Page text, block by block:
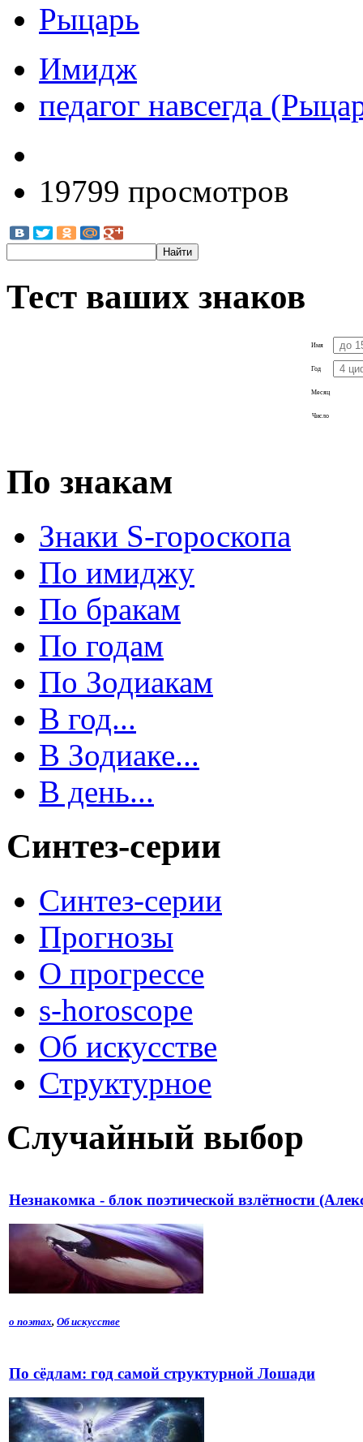
Рыцарь
Имидж
педагог навсегда
19799 просмотров
Тест ваших знаков
Имя
Год
Месяц
Число
По знакам
Знаки S-гороскопа
По имиджу
По бракам
По годам
По Зодиакам
В год...
В Зодиаке...
В день...
Синтез-серии
Синтез-серии
Прогнозы
О прогрессе
s-horoscope
Об искусстве
Структурное
Случайный выбор
Незнакомка - блок поэтической взлётности
о поэтах, Об искусстве
По сёдлам: год самой структурной Лошади